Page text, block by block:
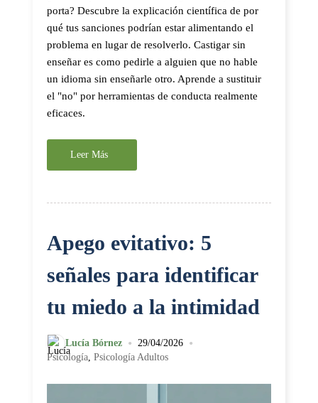
porta? Descubre la explicación científica de por
qué tus sanciones podrían estar alimentando el
problema en lugar de resolverlo. Castigar sin
enseñar es como pedirle a alguien que no hable
un idioma sin enseñarle otro. Aprende a sustituir
el "no" por herramientas de conducta realmente
eficaces.
Leer Más
Apego evitativo: 5
señales para identificar
tu miedo a la intimidad
Lucía Bórnez • 29/04/2026 •
Psicología, Psicología Adultos